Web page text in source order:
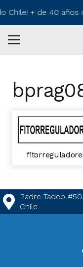
Chile! + de 40
Padre Tadeo
Chile.